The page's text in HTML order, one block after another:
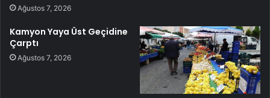
Ağustos 7, 2026
Kamyon Yaya Üst Geçidine
Çarptı
Ağustos 7, 2026